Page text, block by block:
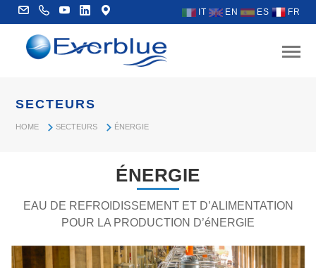
IT EN ES FR
SECTEURS
HOME SECTEURS ÉNERGIE
ÉNERGIE
EAU DE REFROIDISSEMENT ET D’ALIMENTATION
POUR LA PRODUCTION D’éNERGIE